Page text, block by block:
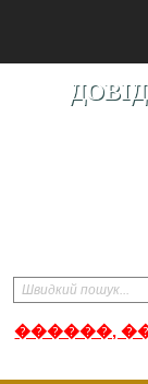
Швидкий пошук...
������,